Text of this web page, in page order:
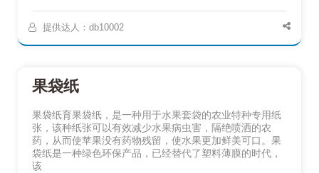
提供达人：db10002
果袋纸
果袋纸育果袋纸，是一种用于水果套袋的农业特种专用纸
张，该种纸张可以有效减少水果病虫害，隔绝喷洒的农
药，从而使苹果没有药物残留，使水果更加鲜美可口。果
袋纸是一种绿色环保产品，已经替代了塑料薄膜的时代，
该